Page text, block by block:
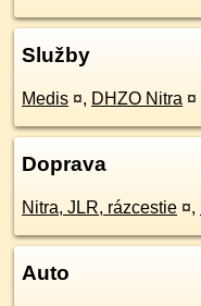
Služby
Medis ¤, DHZO Nitra ¤
Doprava
Nitra, JLR, rázcestie ¤,
Auto